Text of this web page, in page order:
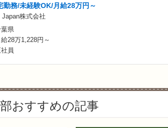
勤務/未経験OK/月給28万円～
Japan株式会社
県
給28万1,228円～
員
おすすめの記事